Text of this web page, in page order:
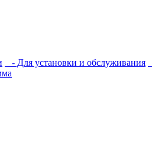
- Для установки и обслуживания